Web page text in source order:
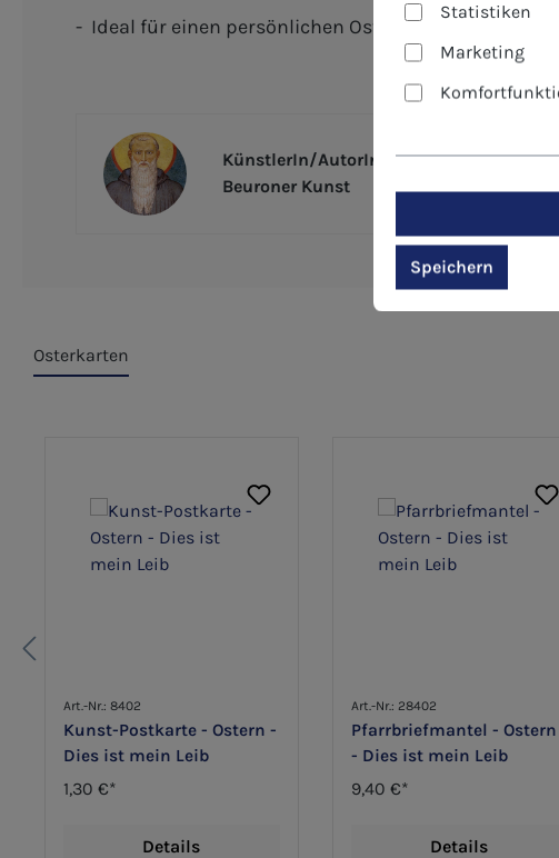
- Ideal für einen persönlichen Ostergruß an Freunde,
KünstlerIn/AutorIn
Beuroner Kunst
Osterkarten
Art.-Nr.: 8402
Kunst-Postkarte - Ostern -
Dies ist mein Leib
1,30 €*
Details
Art.-Nr.: 28402
Pfarrbriefmantel - Ostern
- Dies ist mein Leib
9,40 €*
Details
Statistiken
Marketing
Speichern